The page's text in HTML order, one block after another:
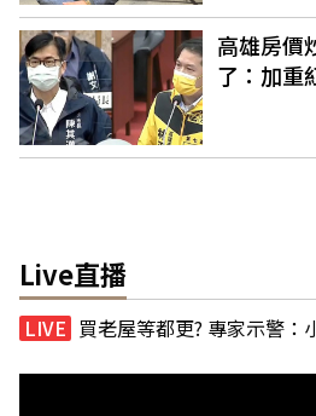
高雄房價
了：加重
Live直播
買老屋等都更? 專家示警：